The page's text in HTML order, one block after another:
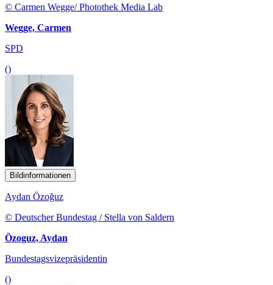
© Carmen Wegge/ Photothek Media Lab
Wegge, Carmen
SPD
()
Bildinformationen
Aydan Özoğuz
© Deutscher Bundestag / Stella von Saldern
Özoguz, Aydan
Bundestagsvizepräsidentin
()